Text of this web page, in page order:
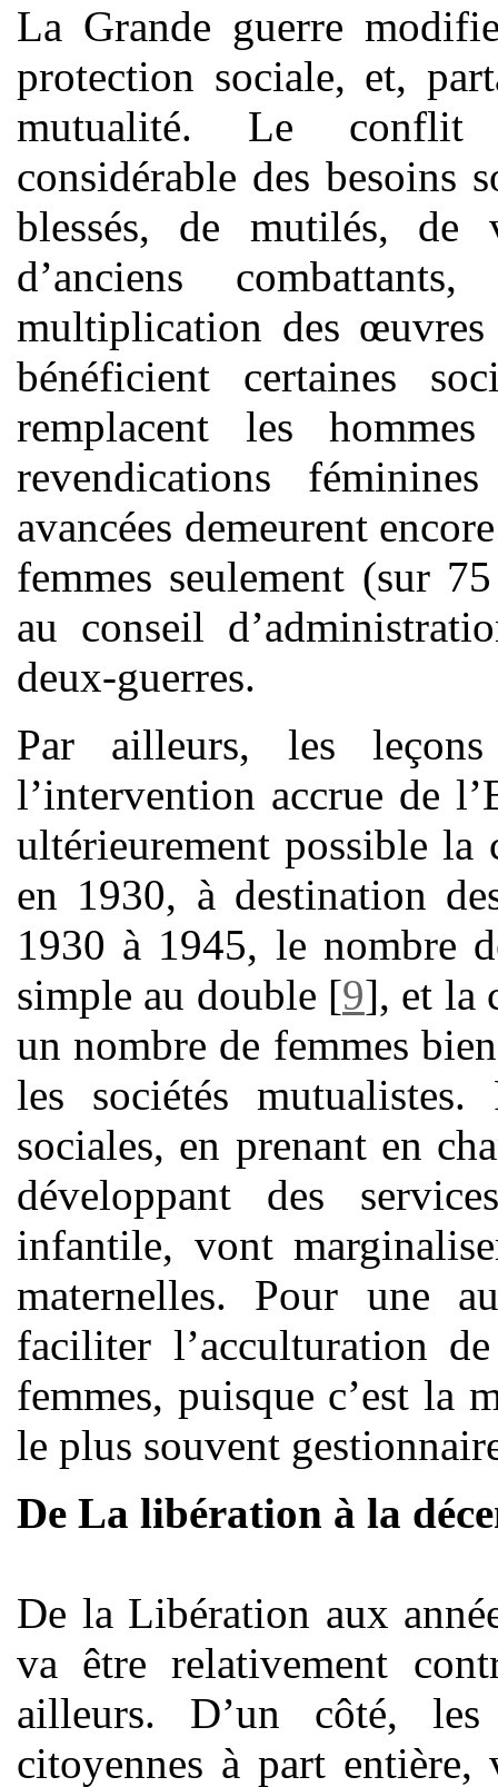
La Grande guerre
protection sociale, et,
mutualité. Le conflit
considérable des besoins
blessés, de mutilés, de
d’anciens
multiplication des
bénéficient certaines
remplacent les
revendications
avancées demeurent
femmes seulement (sur
au conseil
deux-guerres.
Par ailleurs, les
l’intervention accrue de
ultérieurement possible la
en 1930, à destination
1930 à 1945, le nombre
simple au double [9], et la
un nombre de femmes
les sociétés
sociales, en prenant en
développant des
infantile, vont
maternelles. Pour une
faciliter l’acculturation
femmes, puisque c’est la
le plus souvent
De La libération à la
De la Libération aux
va être relativement
ailleurs. D’un côté,
citoyennes à part entière,